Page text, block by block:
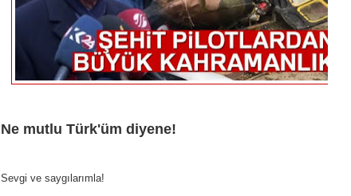
Ne mutlu Türk'üm diyene!
Sevgi ve saygılarımla!